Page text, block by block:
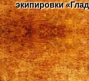
экипировки